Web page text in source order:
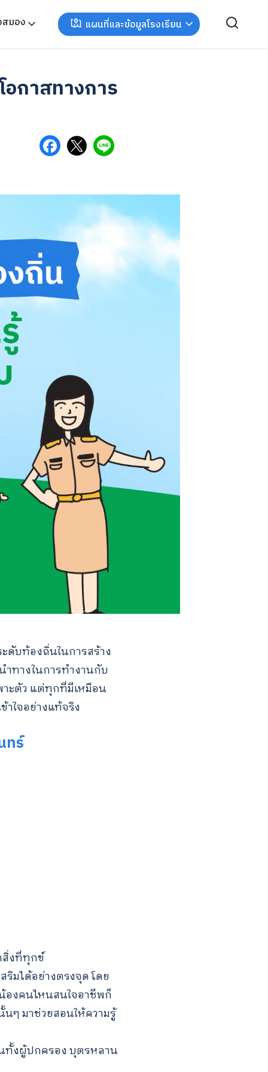
มอง แผนที่และข้อมูลโรงเรียน
อกาสทางการ
ดับท้องถิ่นในการสร้าง
ำทางในการทำงานกับ
าะตัว แต่ทุกที่มีเหมือน
ใจอย่างแท้จริง
ทร์
สิ่งที่ทุกข์
มได้อย่างตรงจุด โดย
องคนไหนสนใจอาชีพก็
ๆ มาช่วยสอนให้ความรู้
ทั้งผู้ปกครอง บุตรหลาน